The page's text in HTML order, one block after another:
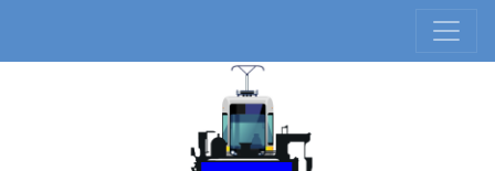
contenu
principale